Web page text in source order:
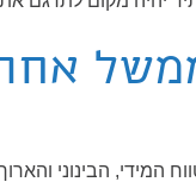
המידי, הבינוני